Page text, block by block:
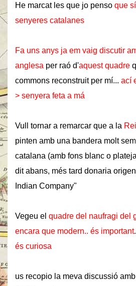
He marcat les que jo penso que
senyeres catalanes
Fa uns anys ja em vaig discutir
anglesa per raó d'aquest quadre
commons reconstruit per mí... ací
> senyera feta a má
Vull tornar a remarcar que a la
pinten amb una bandera molt
catalana (amb fons blanc o
dit abans, més tard donaria
Indian Company"
Vegeu el quadre del naufragi del
encara que modern.. és important
és curiosa
us recopio la meva discussió